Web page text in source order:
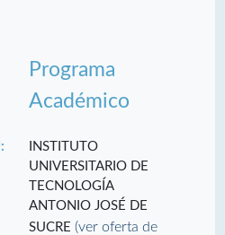
Programa
Académico
INSTITUTO
UNIVERSITARIO DE
TECNOLOGÍA
ANTONIO JOSÉ DE
SUCRE(ver oferta de